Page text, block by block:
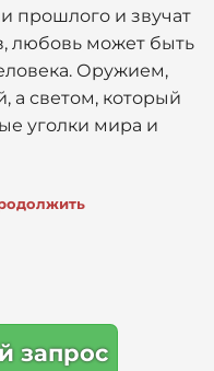
прошлого и звучат
любовь может быть
Оружием,
а светом, который
уголки мира и
запрос